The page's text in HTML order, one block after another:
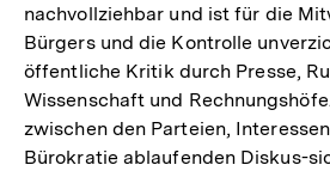
nachvollziehbar und ist für die
Bürgers und die Kontrolle
öffentliche Kritik durch Presse,
Wissenschaft und
zwischen den Parteien,
Bürokratie ablaufenden Diskus-